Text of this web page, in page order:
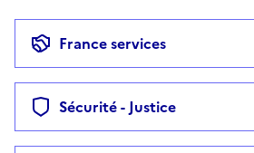
France services
Sécurité - Justice